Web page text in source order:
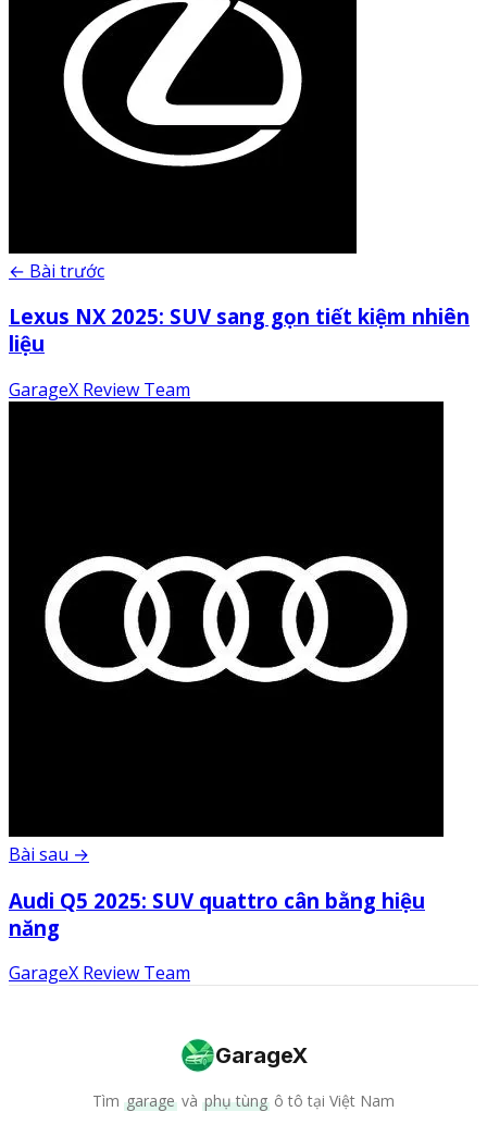
← Bài trước
Lexus NX 2025: SUV sang gọn tiết kiệm nhiên
liệu
GarageX Review Team
Bài sau →
Audi Q5 2025: SUV quattro cân bằng hiệu
năng
GarageX Review Team
GarageX
Tìm garage và phụ tùng ô tô tại Việt Nam